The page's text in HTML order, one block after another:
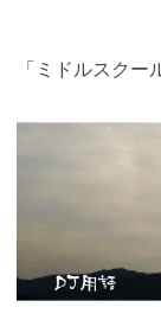
「ミドルスクー